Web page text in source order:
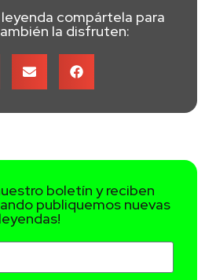
compártela para
la disfruten:
boletín y reciben
publiquemos nuevas
leyendas!